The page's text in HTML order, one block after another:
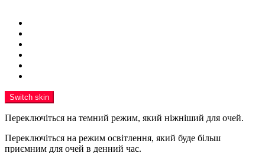
Switch skin
Переключіться на темний режим, який ніжніший для очей.
Переключіться на режим освітлення, який буде більш
приємним для очей в денний час.